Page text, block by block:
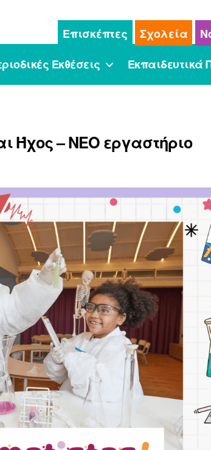
Επισκέπτες Σχολεία
Εκθέσεις
Ήχος – ΝΕΟ εργαστήριο